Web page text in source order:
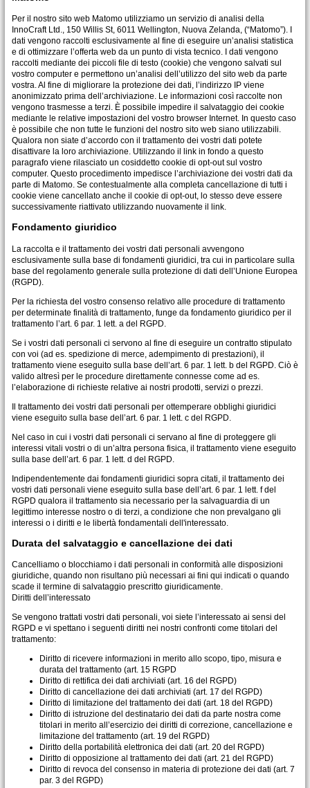
Per il nostro sito web Matomo utilizziamo un servizio di analisi della
InnoCraft Ltd., 150 Willis St, 6011 Wellington, Nuova Zelanda, (“Matomo”). I
dati vengono raccolti esclusivamente al fine di eseguire un’analisi statistica
e di ottimizzare l’offerta web da un punto di vista tecnico. I dati vengono
raccolti mediante dei piccoli file di testo (cookie) che vengono salvati sul
vostro computer e permettono un’analisi dell’utilizzo del sito web da parte
vostra. Al fine di migliorare la protezione dei dati, l’indirizzo IP viene
anonimizzato prima dell’archiviazione. Le informazioni così raccolte non
vengono trasmesse a terzi. È possibile impedire il salvataggio dei cookie
mediante le relative impostazioni del vostro browser Internet. In questo caso
è possibile che non tutte le funzioni del nostro sito web siano utilizzabili.
Qualora non siate d’accordo con il trattamento dei vostri dati potete
disattivare la loro archiviazione. Utilizzando il link in fondo a questo
paragrafo viene rilasciato un cosiddetto cookie di opt-out sul vostro
computer. Questo procedimento impedisce l’archiviazione dei vostri dati da
parte di Matomo. Se contestualmente alla completa cancellazione di tutti i
cookie viene cancellato anche il cookie di opt-out, lo stesso deve essere
successivamente riattivato utilizzando nuovamente il link.
Fondamento giuridico
La raccolta e il trattamento dei vostri dati personali avvengono
esclusivamente sulla base di fondamenti giuridici, tra cui in particolare sulla
base del regolamento generale sulla protezione di dati dell’Unione Europea
(RGPD).
Per la richiesta del vostro consenso relativo alle procedure di trattamento
per determinate finalità di trattamento, funge da fondamento giuridico per il
trattamento l’art. 6 par. 1 lett. a del RGPD.
Se i vostri dati personali ci servono al fine di eseguire un contratto stipulato
con voi (ad es. spedizione di merce, adempimento di prestazioni), il
trattamento viene eseguito sulla base dell’art. 6 par. 1 lett. b del RGPD. Ciò è
valido altresì per le procedure direttamente connesse come ad es.
l’elaborazione di richieste relative ai nostri prodotti, servizi o prezzi.
Il trattamento dei vostri dati personali per ottemperare obblighi giuridici
viene eseguito sulla base dell’art. 6 par. 1 lett. c del RGPD.
Nel caso in cui i vostri dati personali ci servano al fine di proteggere gli
interessi vitali vostri o di un’altra persona fisica, il trattamento viene eseguito
sulla base dell’art. 6 par. 1 lett. d del RGPD.
Indipendentemente dai fondamenti giuridici sopra citati, il trattamento dei
vostri dati personali viene eseguito sulla base dell’art. 6 par. 1 lett. f del
RGPD qualora il trattamento sia necessario per la salvaguardia di un
legittimo interesse nostro o di terzi, a condizione che non prevalgano gli
interessi o i diritti e le libertà fondamentali dell'interessato.
Durata del salvataggio e cancellazione dei dati
Cancelliamo o blocchiamo i dati personali in conformità alle disposizioni
giuridiche, quando non risultano più necessari ai fini qui indicati o quando
scade il termine di salvataggio prescritto giuridicamente.
Diritti dell’interessato
Se vengono trattati vostri dati personali, voi siete l’interessato ai sensi del
RGPD e vi spettano i seguenti diritti nei nostri confronti come titolari del
trattamento:
Diritto di ricevere informazioni in merito allo scopo, tipo, misura e
durata del trattamento (art. 15 RGPD
Diritto di rettifica dei dati archiviati (art. 16 del RGPD)
Diritto di cancellazione dei dati archiviati (art. 17 del RGPD)
Diritto di limitazione del trattamento dei dati (art. 18 del RGPD)
Diritto di istruzione del destinatario dei dati da parte nostra come
titolari in merito all’esercizio dei diritti di correzione, cancellazione e
limitazione del trattamento (art. 19 del RGPD)
Diritto della portabilità elettronica dei dati (art. 20 del RGPD)
Diritto di opposizione al trattamento dei dati (art. 21 del RGPD)
Diritto di revoca del consenso in materia di protezione dei dati (art. 7
par. 3 del RGPD)